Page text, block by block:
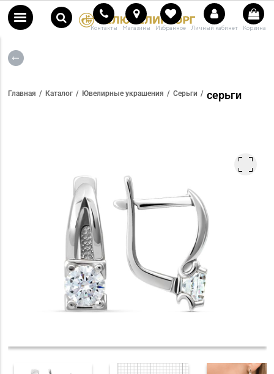
Контакты Магазины Избранное Личный кабинет Корзина
Главная Каталог Ювелирные украшения Серьги серьги